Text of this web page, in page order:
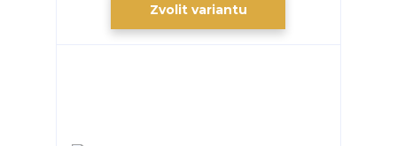
Zvolit variantu